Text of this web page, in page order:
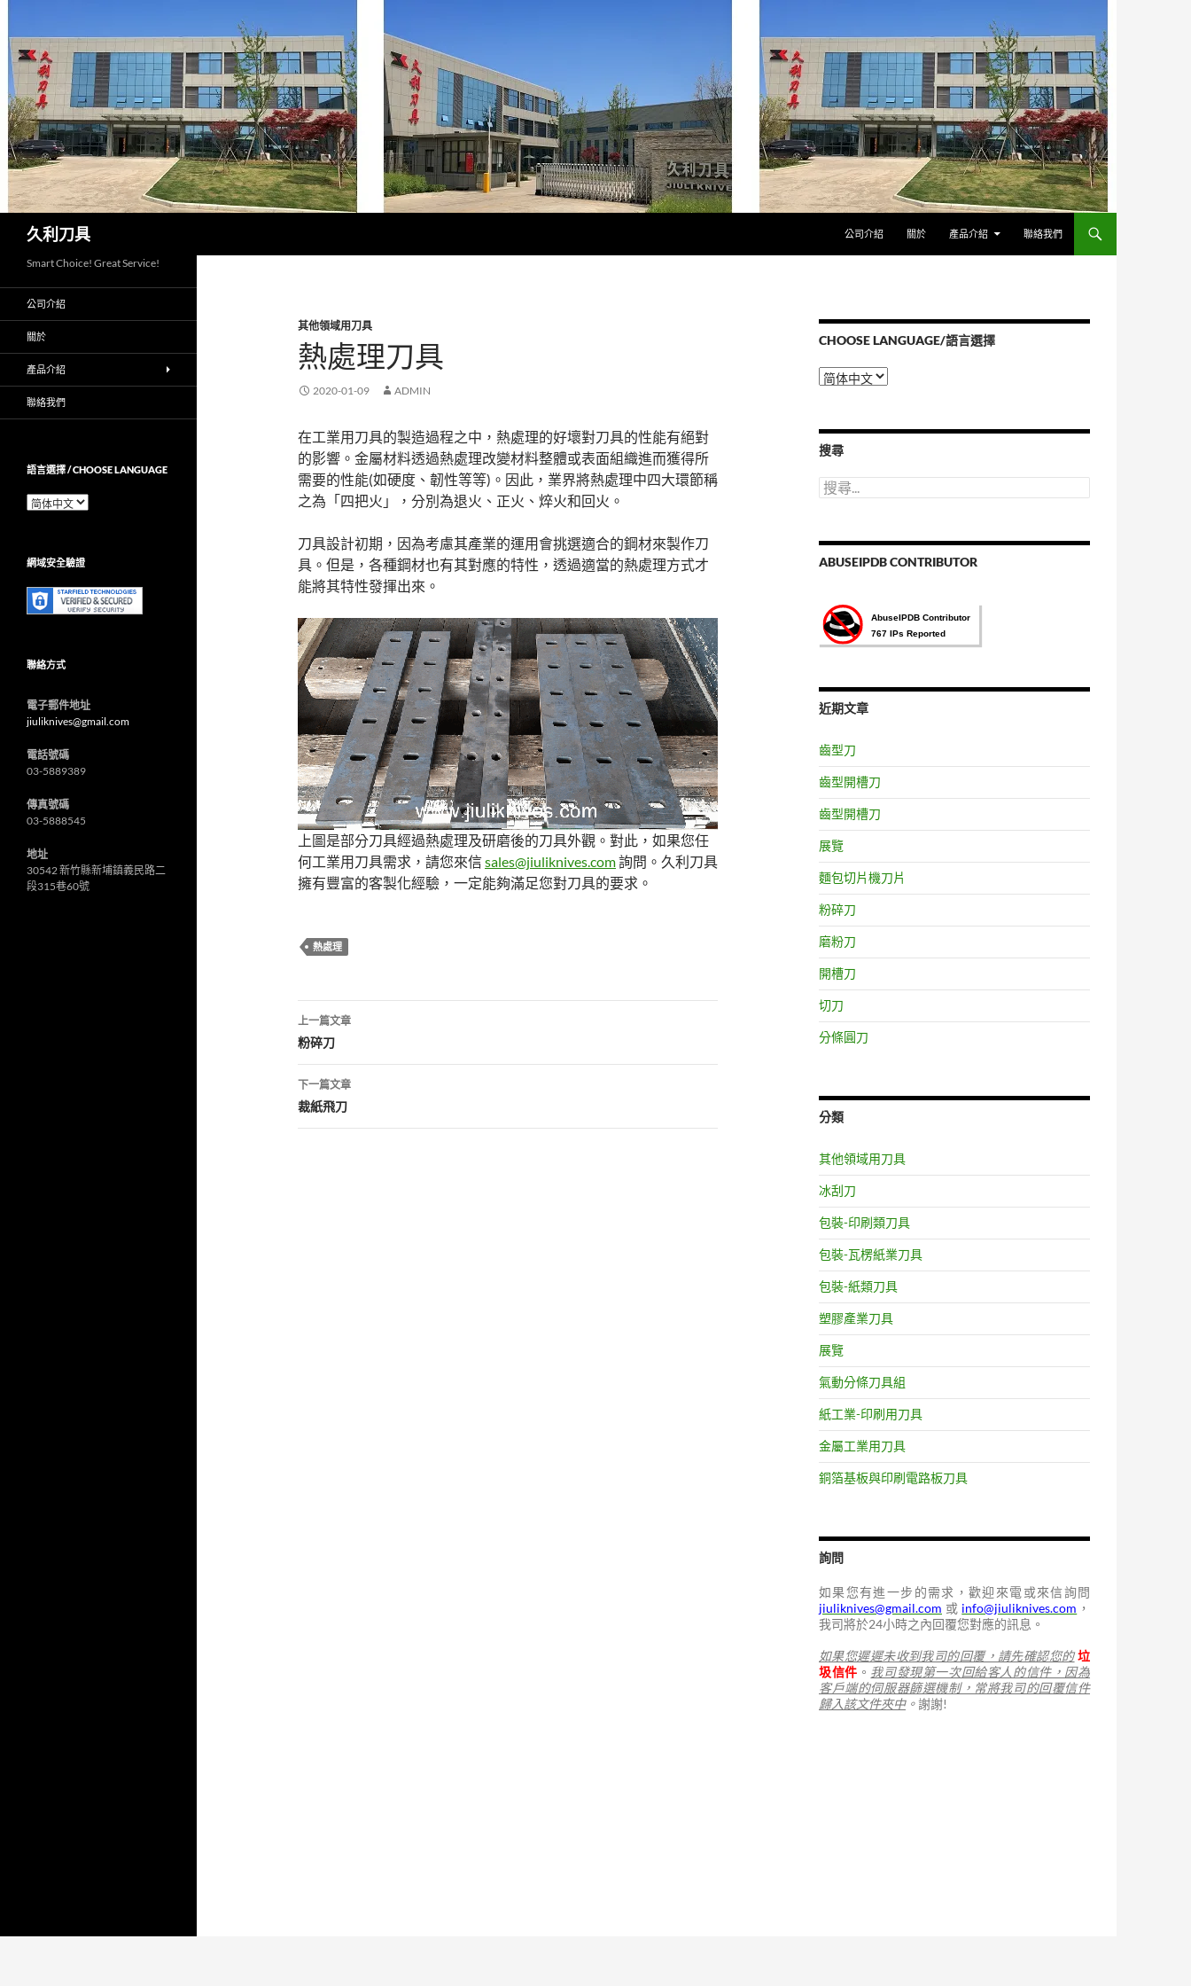
主
要
內
容
久利刀具 公司介紹 關於 產品介紹 聯絡我們
其他領域用刀具
熱處理刀具
2020-01-09 ADMIN
在工業用刀具的製造過程之中，熱處理的好壞對刀具的性能有絕對
的影響。金屬材料透過熱處理改變材料整體或表面組織進而獲得所
需要的性能(如硬度、韌性等等)。因此，業界將熱處理中四大環節稱
之為「四把火」，分別為退火、正火、焠火和回火。
刀具設計初期，因為考慮其產業的運用會挑選適合的鋼材來製作刀
具。但是，各種鋼材也有其對應的特性，透過適當的熱處理方式才
能將其特性發揮出來。
上圖是部分刀具經過熱處理及研磨後的刀具外觀。對此，如果您任
何工業用刀具需求，請您來信sales@jiuliknives.com詢問。久利刀具
擁有豐富的客製化經驗，一定能夠滿足您對刀具的要求。
熱處理
文
章
導
覽
上一篇文章
粉碎刀
下一篇文章
裁紙飛刀
CHOOSE LANGUAGE/語言選擇
Choose
Language/
選
擇
搜尋
搜
尋
字:
ABUSEIPDB CONTRIBUTOR
近期文章
齒型刀
齒型開槽刀
齒型開槽刀
展覽
麵包切片機刀片
粉碎刀
磨粉刀
開槽刀
切刀
分條圓刀
分類
其他領域用刀具
冰刮刀
包裝-印刷類刀具
包裝-瓦楞紙業刀具
包裝-紙類刀具
塑膠產業刀具
展覽
氣動分條刀具組
紙工業-印刷用刀具
金屬工業用刀具
銅箔基板與印刷電路板刀具
詢問
如果您有進一步的需求，歡迎來電或來信詢問
jiuliknives@gmail.com 或 info@jiuliknives.com ，
我司將於24小時之內回覆您對應的訊息。
如果您遲遲未收到我司的回覆，請先確認您的 垃
圾信件 。 我司發現第一次回給客人的信件，因為
客戶端的伺服器篩選機制，常將我司的回覆信件
歸入該文件夾中。謝謝!
Smart Choice! Great Service!
公司介紹
關於
產品介紹
聯絡我們
語言選擇 / CHOOSE LANGUAGE
語
/
Language
網域安全驗證
聯絡方式
電子郵件地址
jiuliknives@gmail.com
電話號碼
03-5889389
傳真號碼
03-5888545
地址
30542 新竹縣新埔鎮義民路二
段315巷60號